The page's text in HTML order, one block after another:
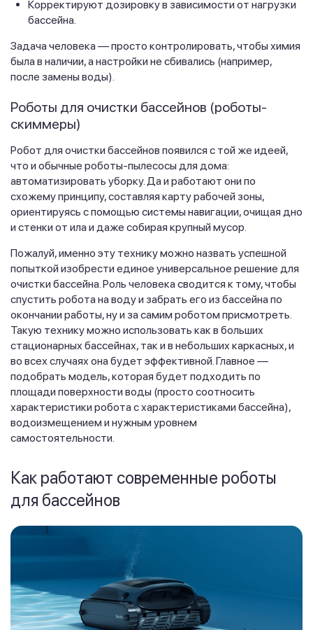
Корректируют дозировку в зависимости от нагрузки
бассейна.
Задача человека — просто контролировать, чтобы химия
была в наличии, а настройки не сбивались (например,
после замены воды).
Роботы для очистки бассейнов (роботы-
скиммеры)
Робот для очистки бассейнов появился с той же идеей,
что и обычные роботы-пылесосы для дома:
автоматизировать уборку. Да и работают они по
схожему принципу, составляя карту рабочей зоны,
ориентируясь с помощью системы навигации, очищая дно
и стенки от ила и даже собирая крупный мусор.
Пожалуй, именно эту технику можно назвать успешной
попыткой изобрести единое универсальное решение для
очистки бассейна. Роль человека сводится к тому, чтобы
спустить робота на воду и забрать его из бассейна по
окончании работы, ну и за самим роботом присмотреть.
Такую технику можно использовать как в больших
стационарных бассейнах, так и в небольших каркасных, и
во всех случаях она будет эффективной. Главное —
подобрать модель, которая будет подходить по
площади поверхности воды (просто соотносить
характеристики робота с характеристиками бассейна),
водоизмещением и нужным уровнем
самостоятельности.
Как работают современные роботы
для бассейнов